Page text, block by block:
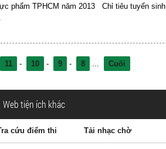
phẩm TPHCM năm 2013 Chỉ tiêu tuyến sinh
11 - 10 - 9 - 8 ... Cuối
Web tiện ích khác
cứu điểm thi Tải nhạc chờ